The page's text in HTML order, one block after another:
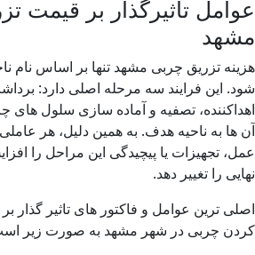
عوامل تأثیرگذار بر قیمت
مشهد
هزینه تزریق چربی مشهد تنها بر اساس نام
شود. این فرایند سه مرحله اصلی دارد:
اهداکننده، تصفیه و آماده سازی سلول های
آن ها به ناحیه هدف. به همین دلیل، هر
عمل، تجهیزات یا پیچیدگی این مراحل را
نهایی را تغییر دهد.
اصلی ترین عوامل و فاکتور های تاثیر گذار
کردن چربی در شهر مشهد به صورت زیر